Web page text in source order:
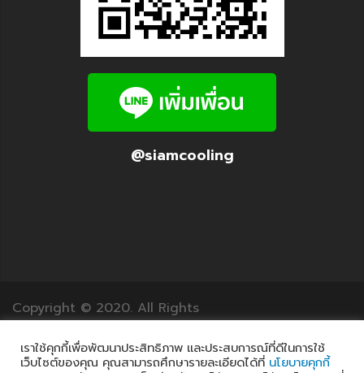
@siamcooling
Copyright © 2020. All Rights
Reserved.12Translation.com
เราใช้คุกกี้เพื่อพัฒนาประสิทธิภาพ และประสบการณ์ที่ดีในการใช้
เว็บไซต์ของคุณ คุณสามารถศึกษารายละเอียดได้ที่ นโยบายคุกกี้